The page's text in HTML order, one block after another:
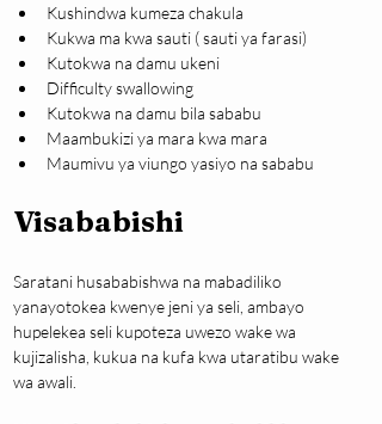
Kushindwa kumeza chakula
Kukwa ma kwa sauti ( sauti ya farasi)
Kutokwa na damu ukeni
Difficulty swallowing
Kutokwa na damu bila sababu
Maambukizi ya mara kwa mara
Maumivu ya viungo yasiyo na sababu
Visababishi
Saratani husababishwa na mabadiliko
yanayotokea kwenye jeni ya seli, ambayo
hupelekea seli kupoteza uwezo wake wa
kujizalisha, kukua na kufa kwa utaratibu wake
wa awali.